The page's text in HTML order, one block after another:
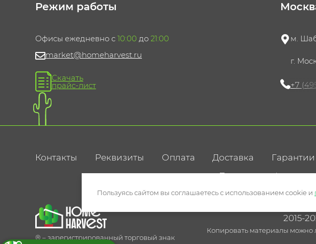
Режим работы
Офисы ежедневно с 10:00 до 21:00
market@homeharvest.ru
Скачать
прайс-лист
м.
г.
+7
Контакты Реквизиты Оплата Доставка Гарантии
Политика
® – зарегистрированный торговый знак
2015-
Копировать материалы можно
Пользуясь сайтом вы соглашаетесь с использованием cookie и